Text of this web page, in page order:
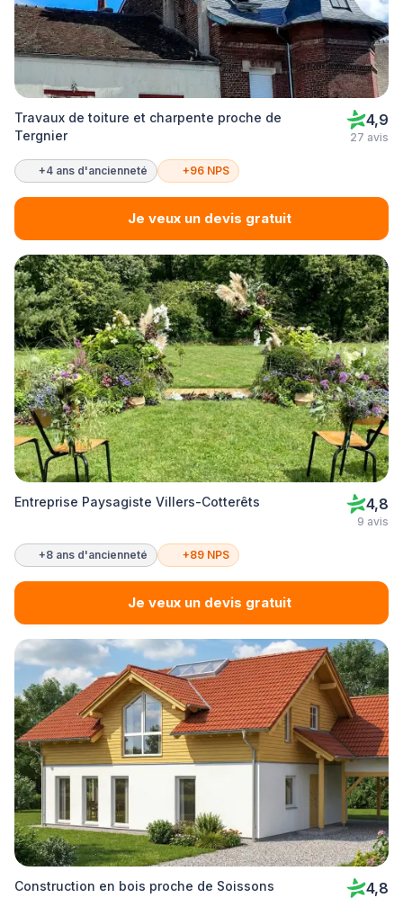
Travaux de toiture et charpente proche de
Tergnier
4,9
27 avis
+4 ans d'ancienneté +96 NPS
Je veux un devis gratuit
Entreprise Paysagiste Villers-Cotterêts 4,8
9 avis
+8 ans d'ancienneté +89 NPS
Je veux un devis gratuit
Construction en bois proche de Soissons 4,8